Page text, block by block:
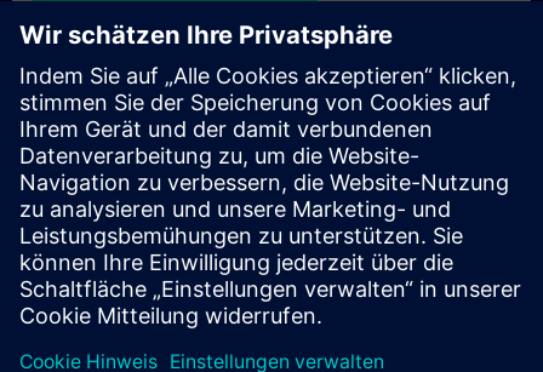
Persönliches Angebot zusenden
Anfrage Exklusivtraining
Haben Sie Bedarf an einem höheren Schulungsangebot und
brauchen ein exklusives Training – entweder vor Ort bei Ihnen,
virtuell oder in einem SITRAIN Trainingscenter? Nachdem Sie
uns Ihre persönlichen Daten und Ihren Trainingsbedarf
übermittelt haben, bekommen Sie von uns ein Angebot für eine
exklusive Schulung.
Exklusives Angebot anfragen